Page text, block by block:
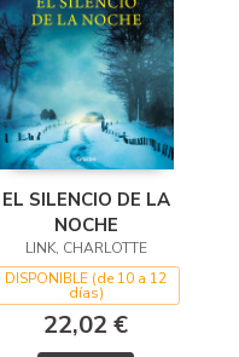
EL SILENCIO DE LA
NOCHE
LINK, CHARLOTTE
DISPONIBLE (de 10 a 12
días)
22,02 €